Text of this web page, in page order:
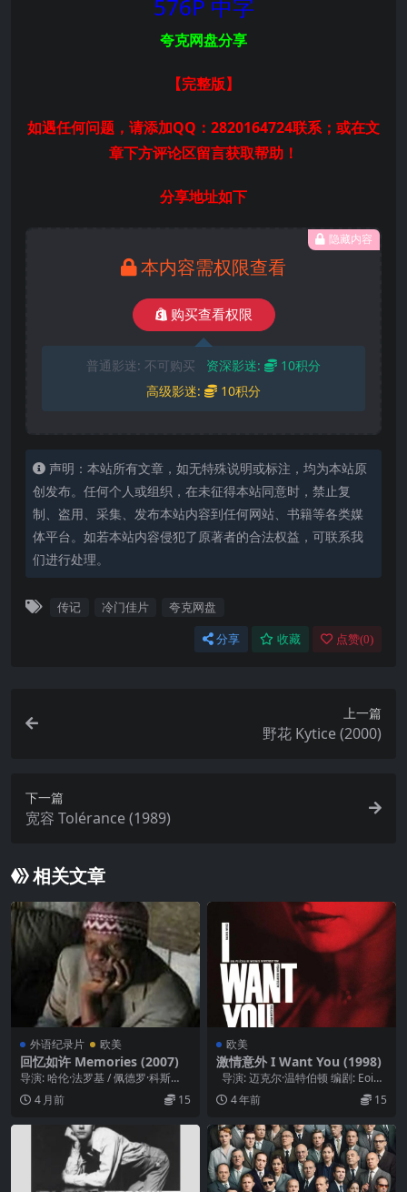
576P 中字
夸克网盘分享
【完整版】
如遇任何问题，请添加QQ：2820164724联系；或在文
章下方评论区留言获取帮助！
分享地址如下
隐藏内容
本内容需权限查看
购买查看权限
普通影迷: 不可购买 资深影迷:
10积分
高级影迷:
10积分
声明：本站所有文章，如无特殊说明或标注，均为本站原
创发布。任何个人或组织，在未征得本站同意时，禁止复
制、盗用、采集、发布本站内容到任何网站、书籍等各类媒
体平台。如若本站内容侵犯了原著者的合法权益，可联系我
们进行处理。
传记 冷门佳片 夸克网盘
分享 收藏 点赞(0)
上一篇
野花 Kytice (2000)
下一篇
宽容 Tolérance (1989)
相关文章
外语纪录片 欧美
回忆如许 Memories (2007)
导演: 哈伦·法罗基 / 佩德罗·科斯
塔 / 尤金·格林 制片国家/地区: 韩
国...4 月前 15
欧美
激情意外 I Want You (1998)
导演: 迈克尔·温特伯顿 编剧: Eoin
McNamee 主演:...
4 年前 15